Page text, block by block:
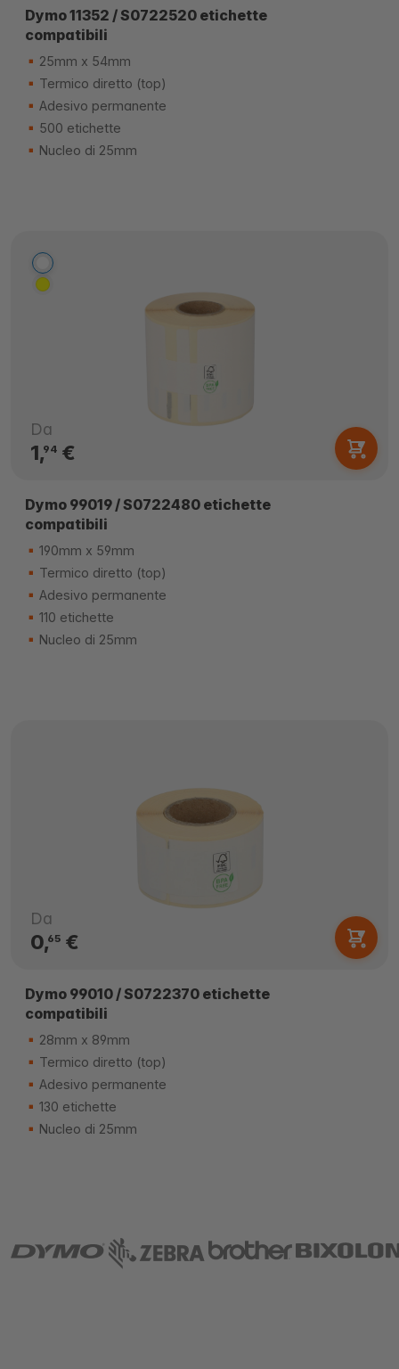
Dymo 11352 / S0722520 etichette
compatibili
25mm x 54mm
Termico diretto (top)
Adesivo permanente
500 etichette
Nucleo di 25mm
Da
1,94€
Dymo 99019 / S0722480 etichette
compatibili
190mm x 59mm
Termico diretto (top)
Adesivo permanente
110 etichette
Nucleo di 25mm
Da
0,65€
Dymo 99010 / S0722370 etichette
compatibili
28mm x 89mm
Termico diretto (top)
Adesivo permanente
130 etichette
Nucleo di 25mm